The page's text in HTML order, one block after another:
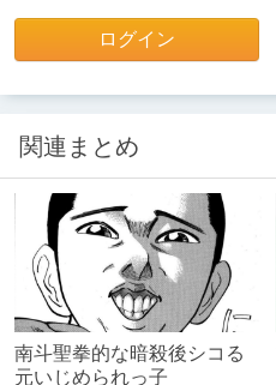
ログイン
関連まとめ
南斗聖拳的な暗殺後シコる
元いじめられっ子